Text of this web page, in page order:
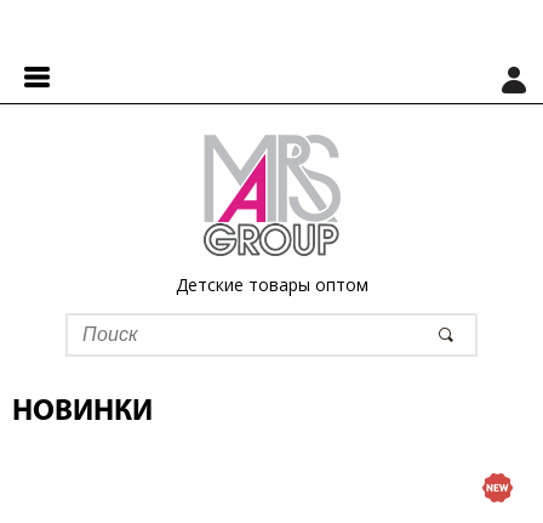
Детские товары оптом
НОВИНКИ